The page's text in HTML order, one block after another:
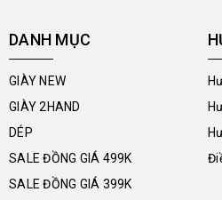
DANH MỤC
GIÀY NEW
GIÀY 2HAND
DÉP
SALE ĐỒNG GIÁ 499K
SALE ĐỒNG GIÁ 399K